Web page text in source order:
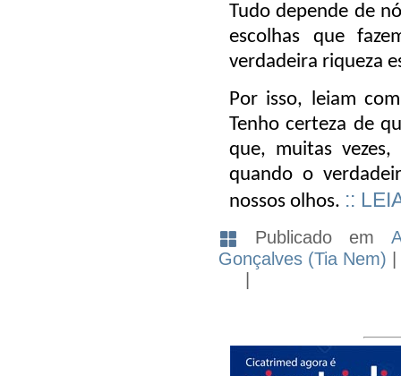
Tudo depende de
escolhas que
verdadeira riqueza
Por isso, leiam
Tenho certeza de
que, muitas
quando o
nossos olhos. ::
Publicado em
Gonçalves (Tia Nem) |